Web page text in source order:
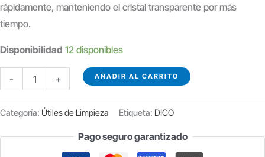
rápidamente, manteniendo el cristal transparente por más
tiempo.
Disponibilidad 12 disponibles
-
DE
GOMA
LIMPIACRISTALES
+ AÑADIR AL CARRITO
Categoría: Útiles de Limpieza Etiqueta: DICO
Pago seguro garantizado